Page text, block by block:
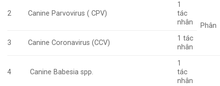
2 Canine Parvovirus ( CPV)
1
tác
nhân
Phân
3 Canine Coronavirus (CCV)
1 tác
nhân
4 Canine Babesia spp.
1
tác
nhân